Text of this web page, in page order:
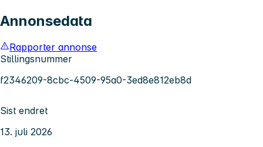
Annonsedata
Rapporter annonse
Stillingsnummer
f2346209-8cbc-4509-95a0-3ed8e812eb8d
Sist endret
13. juli 2026